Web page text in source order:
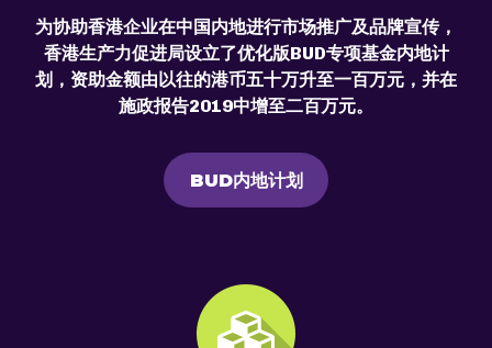
为协助香港企业在中国内地进行市场推广及品牌宣传，
香港生产力促进局设立了优化版BUD专项基金内地计
划，资助金额由以往的港币五十万升至一百万元，并在
施政报告2019中增至二百万元。
BUD内地计划